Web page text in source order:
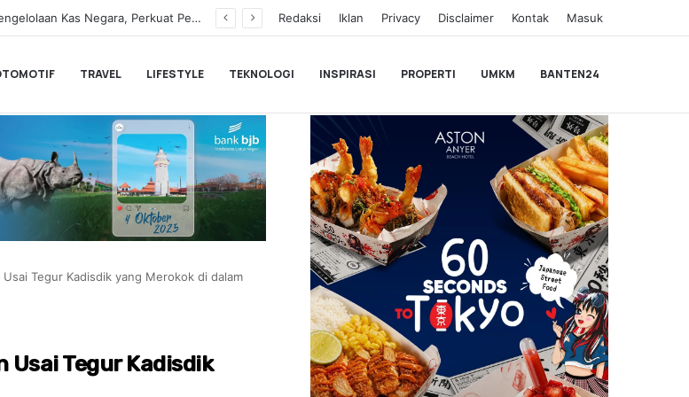
Hampir Sentuh 70.000 Pengguna, Polytron Optimis Sambut Ajang GIIAS 2026 dengan Respon Positif Redaksi Iklan Privacy Disclaimer Kontak Masuk
TRAVEL LIFESTYLE TEKNOLOGI INSPIRASI PROPERTI UMKM BANTEN24
Tegur Kadisdik yang Merokok di dalam
Tegur Kadisdik